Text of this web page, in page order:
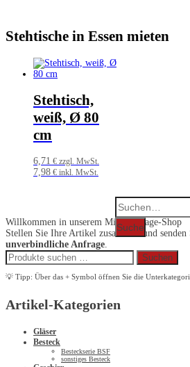
Search
for:
Suche
Stehtische in Essen mieten
Stehtisch,
weiß, Ø 80
cm
6,71 € zzgl. MwSt.
7,98 € inkl. MwSt.
Willkommen in unserem Miet-Anfrage-Shop
Stellen Sie Ihre Artikel zusammen und senden
unverbindliche Anfrage.
Suchen
nach:
Suchen
💡 Tipp: Über das + Symbol öffnen Sie die
Artikel-Kategorien
Gläser
Besteck
Besteckserie BSF
sonstiges Besteck